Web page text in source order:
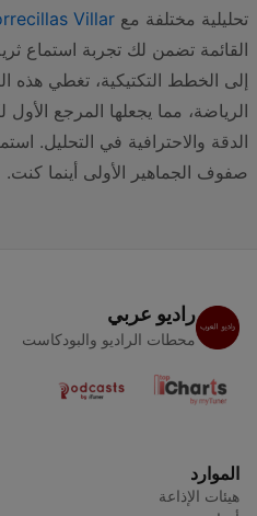
تحليلية مختلفة مع Villar
القائمة تضمن لك تجربة استماع
إلى الخطط التكتيكية، تغطي هذه
الرياضة، مما يجعلها المرجع
الدقة والاحترافية في التحليل.
صفوف الجماهير الأولى أينما كنت.
راديو عربي
محطات الراديو والبودكاست
الموارد
هيئات الإذاعة